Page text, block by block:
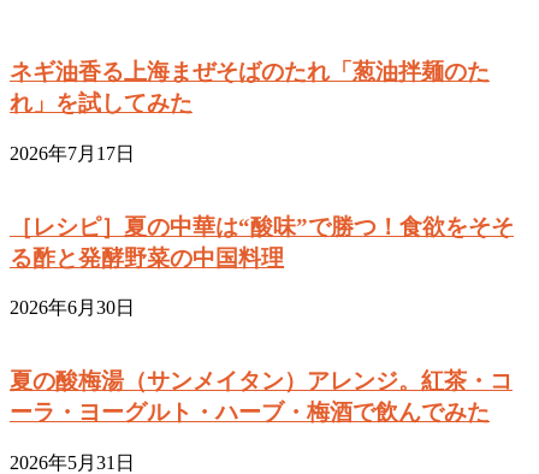
ネギ油香る上海まぜそばのたれ「葱油拌麺のた
れ」を試してみた
2026年7月17日
［レシピ］夏の中華は“酸味”で勝つ！食欲をそそ
る酢と発酵野菜の中国料理
2026年6月30日
夏の酸梅湯（サンメイタン）アレンジ。紅茶・コ
ーラ・ヨーグルト・ハーブ・梅酒で飲んでみた
2026年5月31日